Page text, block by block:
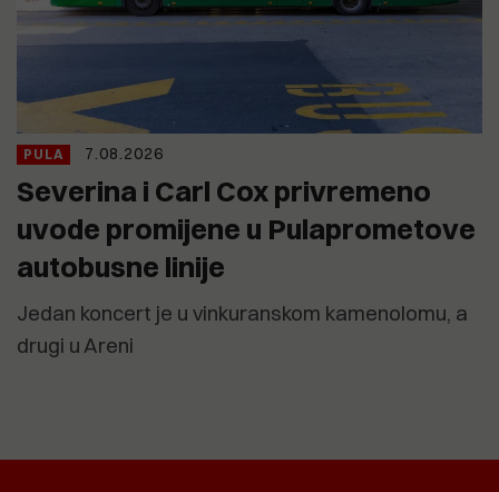
PULA 7.08.2026
Severina i Carl Cox privremeno
uvode promijene u Pulaprometove
autobusne linije
Jedan koncert je u vinkuranskom kamenolomu, a
drugi u Areni